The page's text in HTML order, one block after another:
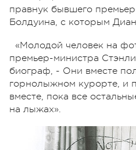
правнук бывшего
Болдуина, с которым
«Молодой человек на
премьер-министра
биограф, - Они вместе
горнолыжном курорте, и
вместе, пока все
на лыжах».